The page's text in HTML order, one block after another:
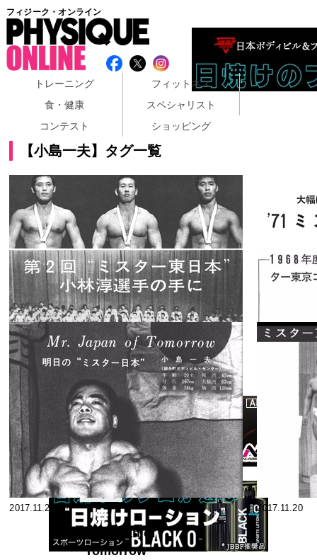
フィジーク・オンライン
トレーニング
フィットネス
食・健康
スペシャリスト
コンテスト
ショッピング
【小島一夫】タグ一覧
2018.05.21
小沢幸夫見事
なカム・バッ
ク 第2回ミス
ター関東コン
テスト
スペシャ
リスト
2017.12.12
第２回"ミスタ
ー東日本"小林
淳選手の手に
スペシャ
リスト
2017.11.22
2017.11.22
Mr.Japan of
Tomorrow
2017.11.20